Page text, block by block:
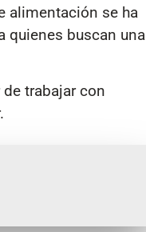
alimentación se ha
quienes buscan una
trabajar con